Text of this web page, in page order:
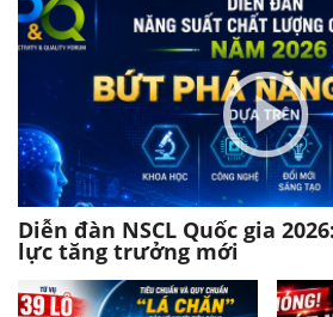
Diễn đàn NSCL Quốc gia
lực tăng trưởng mới